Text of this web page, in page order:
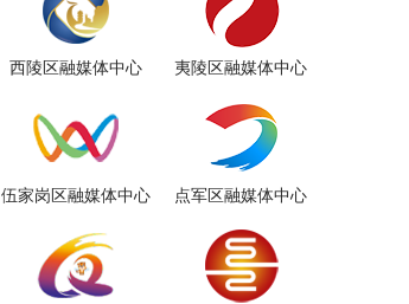
西陵区融媒体中心 夷陵区融媒体中心
伍家岗区融媒体中心 点军区融媒体中心